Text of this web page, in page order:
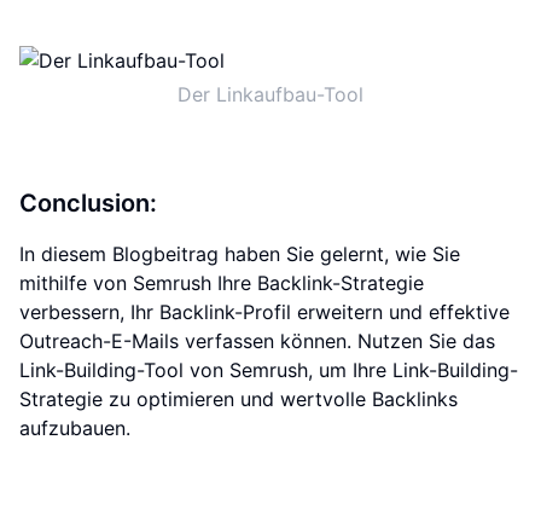
Der Linkaufbau-Tool
Conclusion:
In diesem Blogbeitrag haben Sie gelernt, wie Sie
mithilfe von Semrush Ihre Backlink-Strategie
verbessern, Ihr Backlink-Profil erweitern und effektive
Outreach-E-Mails verfassen können. Nutzen Sie das
Link-Building-Tool von Semrush, um Ihre Link-Building-
Strategie zu optimieren und wertvolle Backlinks
aufzubauen.